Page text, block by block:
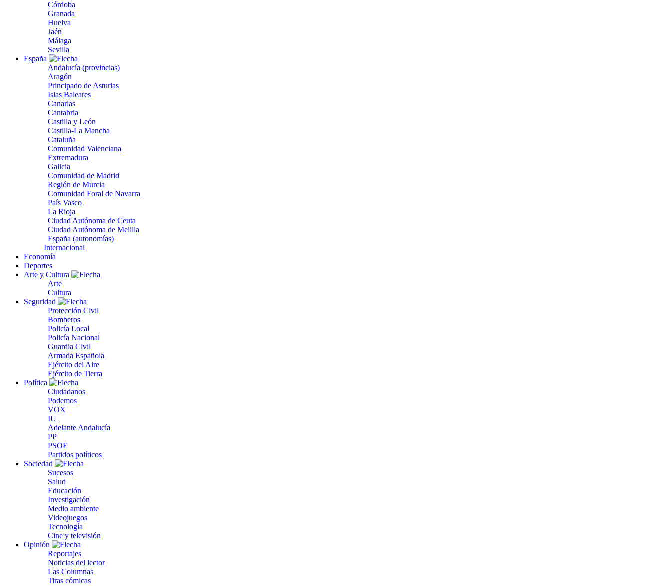
Córdoba
Granada
Huelva
Jaén
Málaga
Sevilla
España
Andalucía (provincias)
Aragón
Principado de Asturias
Islas Baleares
Canarias
Cantabria
Castilla y León
Castilla-La Mancha
Cataluña
Comunidad Valenciana
Extremadura
Galicia
Comunidad de Madrid
Región de Murcia
Comunidad Foral de Navarra
País Vasco
La Rioja
Ciudad Autónoma de Ceuta
Ciudad Autónoma de Melilla
España (autonomías)
Internacional
Economía
Deportes
Arte y Cultura
Arte
Cultura
Seguridad
Protección Civil
Bomberos
Policía Local
Policía Nacional
Guardia Civil
Armada Española
Ejército del Aire
Ejército de Tierra
Política
Ciudadanos
Podemos
VOX
IU
Adelante Andalucía
PP
PSOE
Partidos políticos
Sociedad
Sucesos
Salud
Educación
Investigación
Medio ambiente
Videojuegos
Tecnología
Cine y televisión
Opinión
Reportajes
Noticias del lector
Las Columnas
Tiras cómicas